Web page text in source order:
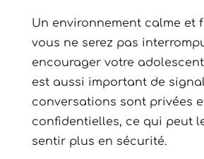
Un environnement calme et
vous ne serez pas
encourager votre adolescent
est aussi important de
conversations sont privées
confidentielles, ce qui peut
sentir plus en sécurité.